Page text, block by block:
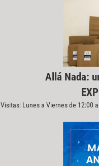
Allá Nada:
Visitas: Lunes a Viernes de 12:00